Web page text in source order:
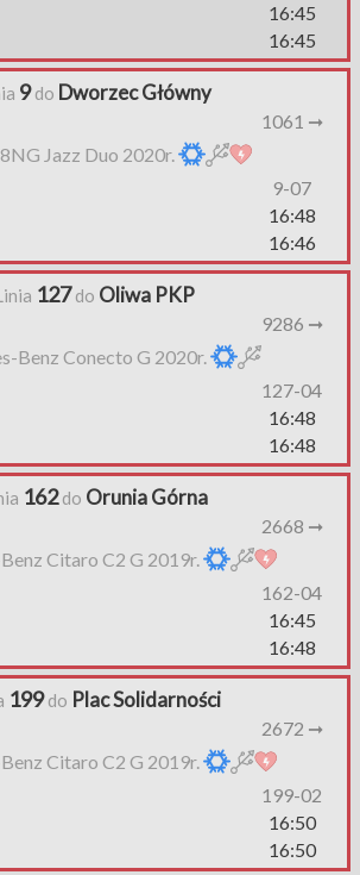
16:45
16:45
9do Dworzec Główny
1061 ➞
Jazz Duo 2020r.
9-07
16:48
16:46
127do Oliwa PKP
9286 ➞
Benz Conecto G 2020r.
127-04
16:48
16:48
162do Orunia Górna
2668 ➞
Citaro C2 G 2019r.
162-04
16:45
16:48
199do Plac Solidarności
2672 ➞
Citaro C2 G 2019r.
199-02
16:50
16:50